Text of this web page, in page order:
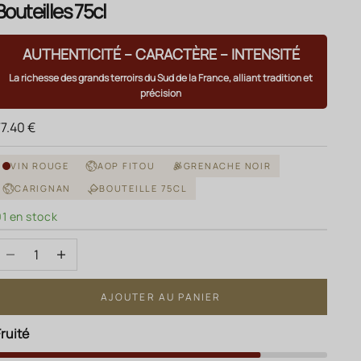
75cl
AUTHENTICITÉ – CARACTÈRE – INTENSITÉ
La richesse des grands terroirs du Sud de la France, alliant tradition et
précision
de vente
€
VIN ROUGE AOP FITOU
GRENACHE NOIR
CARIGNAN
BOUTEILLE 75CL
en stock
la quantité
Augmenter la quantité
AJOUTER AU PANIER